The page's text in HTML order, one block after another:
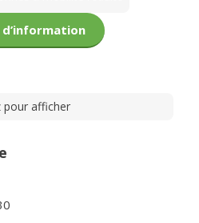
d’information
pour afficher